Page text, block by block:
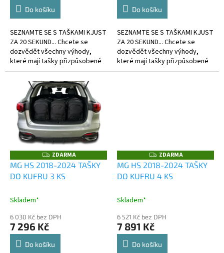
Do košíku
SEZNAMTE SE S TAŠKAMI KJUST
ZA 20 SEKUND... Chcete se
dozvědět všechny výhody,
které mají tašky přizpůsobené
kufru?
Do košíku
SEZNAMTE SE S TAŠKAMI KJUST
ZA 20 SEKUND... Chcete se
dozvědět všechny výhody,
které mají tašky přizpůsobené
kufru?
Z
D
A
R
ZDARMA
MG HS 2018-2024 TAŠKY
DO KUFRU 3 KS
Skladem*
6 030 Kč bez DPH
7 296 Kč
Do košíku
Z
D
A
R
ZDARMA
MG HS 2018-2024 TAŠKY
DO KUFRU 4 KS
Skladem*
6 521 Kč bez DPH
7 891 Kč
Do košíku